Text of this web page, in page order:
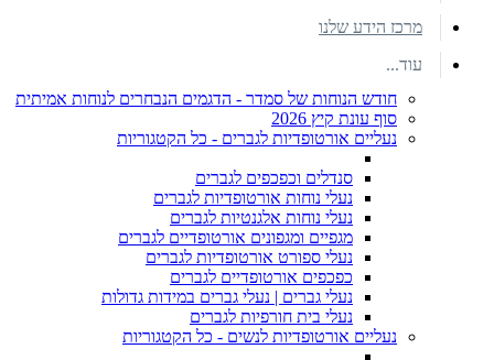
מרכז הידע שלנו
עוד...
חודש הנוחות של סמדר - הדגמים הנבחרים לנוחות אמיתית
סוף עונת קיץ 2026
נעליים אורטופדיות לגברים - כל הקטגוריות
סנדלים וכפכפים לגברים
נעלי נוחות אורטופדיות לגברים
נעלי נוחות אלגנטיות לגברים
מגפיים ומגפונים אורטופדיים לגברים
נעלי ספורט אורטופדיות לגברים
כפכפים אורטופדיים לגברים
נעלי גברים | נעלי גברים במידות גדולות
נעלי בית חורפיות לגברים
נעליים אורטופדיות לנשים - כל הקטגוריות